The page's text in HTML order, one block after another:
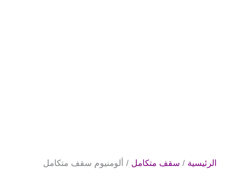
الرئيسية / سقف متكامل / ألومنيوم سقف متكامل